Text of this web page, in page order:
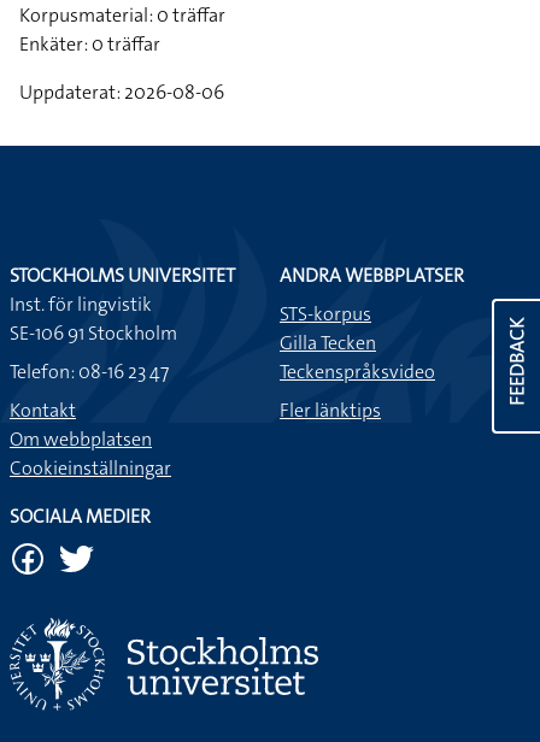
Korpusmaterial: 0 träffar
Enkäter: 0 träffar
Uppdaterat: 2026-08-06
FEEDBACK
STOCKHOLMS UNIVERSITET
Inst. för lingvistik
SE-106 91 Stockholm
Telefon: 08-16 23 47
Kontakt
Om webbplatsen
Cookieinställningar
ANDRA WEBBPLATSER
STS-korpus
Gilla Tecken
Teckenspråksvideo
Fler länktips
SOCIALA MEDIER